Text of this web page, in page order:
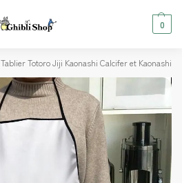
0
Tablier Totoro Jiji Kaonashi Calcifer et Kaonashi